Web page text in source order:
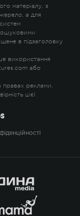
матеріалу, з
а для
в підзаголовку
використання
або
правах реклами.
цієї